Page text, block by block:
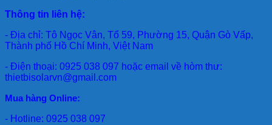
Thông tin liên hệ:
- Địa chỉ: Tô Ngọc Vân, Tổ 59, Phường 15, Quận Gò Vấp,
Thành phố Hồ Chí Minh, Việt Nam
- Điện thoại: 0925 038 097 hoặc email về hòm thư:
thietbisolarvn@gmail.com
Mua hàng Online:
- Hotline: 0925 038 097